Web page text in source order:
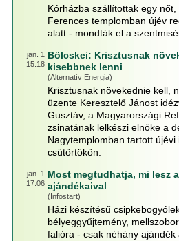
Kórházba szállítottak egy
Ferences templomban újév
alatt - mondták el a
jan. 1
15:18
Bölcskei: Krisztusnak
kisebbnek lenni
(Alternatív Energia)
Krisztusnak növekednie kell,
üzente Keresztelő Jánost
Gusztáv, a Magyarországi
zsinatának lelkészi elnöke a
Nagytemplomban tartott újévi
csütörtökön.
jan. 1
17:06
Most megtudhatja, mi lesz
ajándékaival
(Infostart)
Házi készítésű
bélyeggyűjtemény,
falióra - csak néhány